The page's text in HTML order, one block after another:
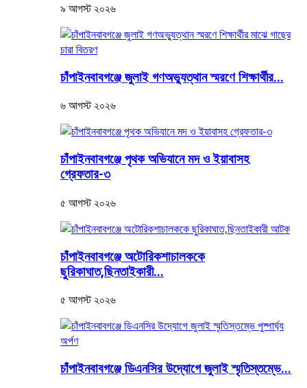
৯ আগস্ট ২০২৬
চাঁপাইনবাবগঞ্জে জুলাই গণঅভ্যুত্থান স্মরণে শিক্ষার্থীর...
৬ আগস্ট ২০২৬
চাঁপাইনবাবগঞ্জে পৃথক অভিযানে মদ ও ইয়াবাসহ
গ্রেফতার-৩
৫ আগস্ট ২০২৬
চাঁপাইনবাবগঞ্জে অটোরিকশাচালককে
ছুরিকাঘাত,ছিনতাইকারী...
৫ আগস্ট ২০২৬
চাঁপাইনবাবগঞ্জে ডিএনসির উদ্যোগে জুলাই স্মৃতিস্তম্ভে...